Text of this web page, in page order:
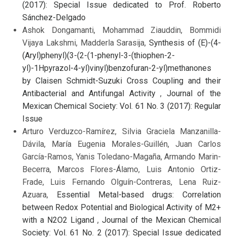
(2017): Special Issue dedicated to Prof. Roberto
Sánchez-Delgado
Ashok Dongamanti, Mohammad Ziauddin, Bommidi
Vijaya Lakshmi, Madderla Sarasija,Synthesis of (E)-(4-
(Aryl)phenyl)(3-(2-(1-phenyl-3-(thiophen-2-
yl)-1Hpyrazol-4-yl)vinyl)benzofuran-2-yl)methanones
by Claisen Schmidt-Suzuki Cross Coupling and their
Antibacterial and Antifungal Activity, Journal of the
Mexican Chemical Society: Vol. 61 No. 3 (2017): Regular
Issue
Arturo Verduzco-Ramírez, Silvia Graciela Manzanilla-
Dávila, María Eugenia Morales-Guillén, Juan Carlos
García-Ramos, Yanis Toledano-Magaña, Armando Marin-
Becerra, Marcos Flores-Álamo, Luis Antonio Ortiz-
Frade, Luis Fernando Olguín-Contreras, Lena Ruiz-
Azuara, Essential Metal-based drugs: Correlation
between Redox Potential and Biological Activity of M2+
with a N2O2 Ligand , Journal of the Mexican Chemical
Society: Vol. 61 No. 2 (2017): Special Issue dedicated